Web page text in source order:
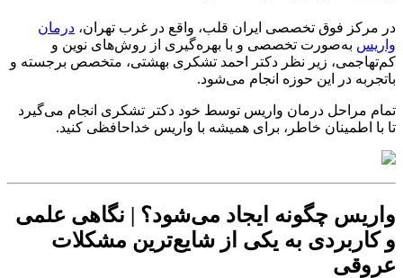
در مرکز فوق تخصصی ایران قلب، واقع در غرب تهران، درمان
واریس به‌صورت تخصصی و با بهره‌گیری از روش‌های نوین و
کم‌تهاجمی، زیر نظر دکتر احمد تشکری بهشتی، متخصص برجسته و
باتجربه در این حوزه انجام می‌شود.
تمام مراحل درمان واریس توسط خود دکتر تشکری انجام می‌گیرد
تا با اطمینان خاطر، برای همیشه با واریس خداحافظی کنید.
واریس چگونه ایجاد می‌شود؟ | نگاهی علمی
و کاربردی به یکی از شایع‌ترین مشکلات
عروقی